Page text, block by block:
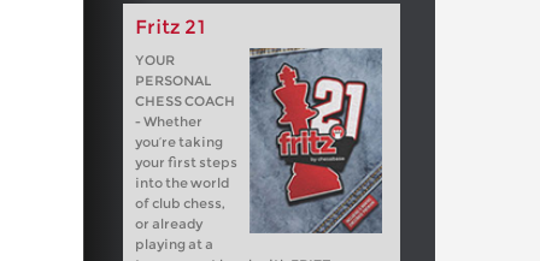
Fritz 21
YOUR
PERSONAL
CHESS COACH
- Whether
you’re taking
your first steps
into the world
of club chess,
or already
playing at a